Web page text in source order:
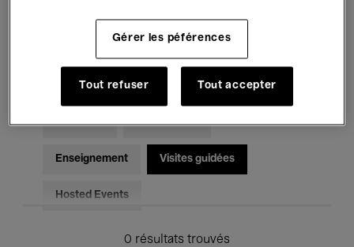
Musique classique Global Music
Musique électronique
Pour tous Kids’ Palace
Enseignement Visites guidées
Hosted Events
0 résultats trouvés
Gérer les péférences
Tout refuser Tout accepter